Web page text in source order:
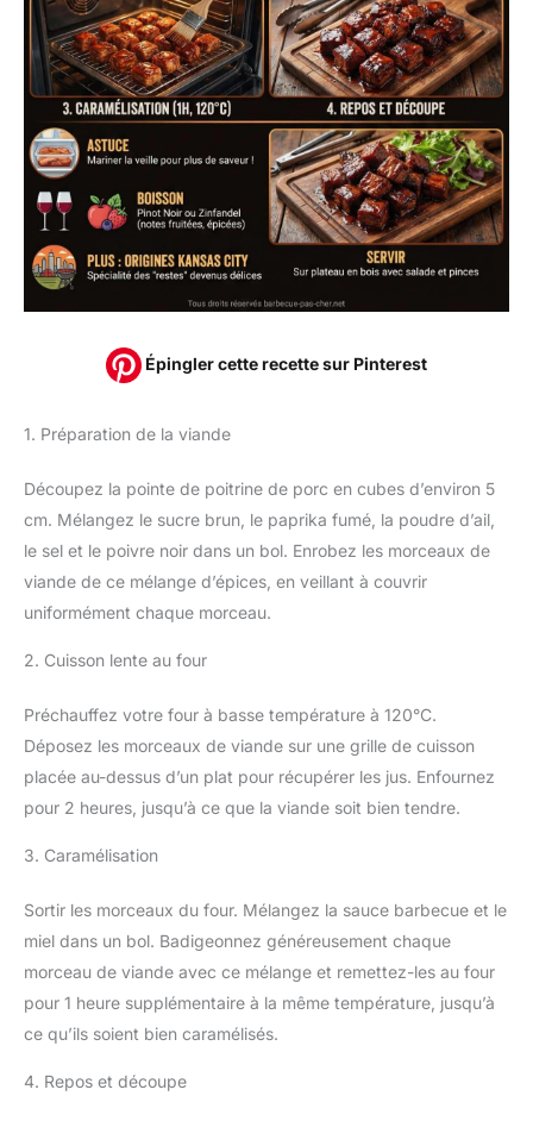
Épingler cette recette sur Pinterest
1. Préparation de la viande
Découpez la pointe de poitrine de porc en cubes d’environ 5
cm. Mélangez le sucre brun, le paprika fumé, la poudre d’ail,
le sel et le poivre noir dans un bol. Enrobez les morceaux de
viande de ce mélange d’épices, en veillant à couvrir
uniformément chaque morceau.
2. Cuisson lente au four
Préchauffez votre four à basse température à 120°C.
Déposez les morceaux de viande sur une grille de cuisson
placée au-dessus d’un plat pour récupérer les jus. Enfournez
pour 2 heures, jusqu’à ce que la viande soit bien tendre.
3. Caramélisation
Sortir les morceaux du four. Mélangez la sauce barbecue et le
miel dans un bol. Badigeonnez généreusement chaque
morceau de viande avec ce mélange et remettez-les au four
pour 1 heure supplémentaire à la même température, jusqu’à
ce qu’ils soient bien caramélisés.
4. Repos et découpe